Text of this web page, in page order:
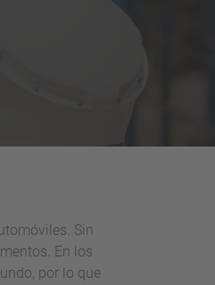
Sin
En los
por lo que